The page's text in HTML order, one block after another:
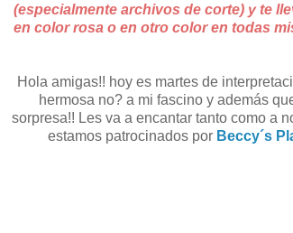
(especialmente archivos de corte) y te
en color rosa o en otro color en todas
Hola amigas!! hoy es martes de
hermosa no? a mi fascino y además
sorpresa!! Les va a encantar tanto como a
estamos patrocinados por Beccy´s